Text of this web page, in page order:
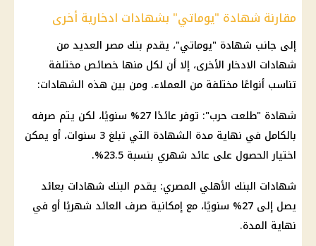
مقارنة شهادة "يوماتي" بشهادات ادخارية أخرى
إلى جانب شهادة "يوماتي"، يقدم بنك مصر العديد من
شهادات الادخار الأخرى، إلا أن لكل منها خصائص مختلفة
تناسب أنواعًا مختلفة من العملاء. ومن بين هذه الشهادات:
شهادة "طلعت حرب": توفر عائدًا 27% سنويًا، لكن يتم صرفه
بالكامل في نهاية مدة الشهادة التي تبلغ 3 سنوات، أو يمكن
اختيار الحصول على عائد شهري بنسبة 23.5%.
شهادات البنك الأهلي المصري: يقدم البنك شهادات بعائد
يصل إلى 27% سنويًا، مع إمكانية صرف العائد شهريًا أو في
نهاية المدة.